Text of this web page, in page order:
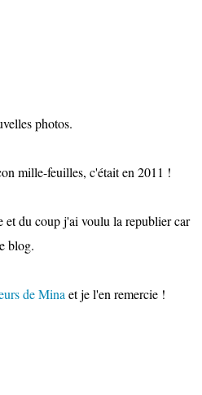
photos.
mille-feuilles, c'était en 2011 !
et du coup j'ai voulu la republier car
blog.
de Mina et je l'en remercie !